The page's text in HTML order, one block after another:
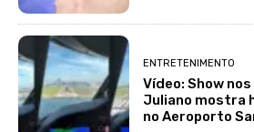
ENTRETENIMENTO
Vídeo: Show
Juliano mostra
no Aeroporto